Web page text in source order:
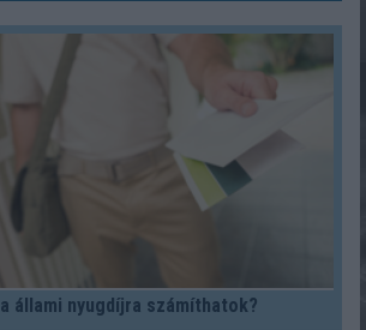
állami nyugdíjra számíthatok?